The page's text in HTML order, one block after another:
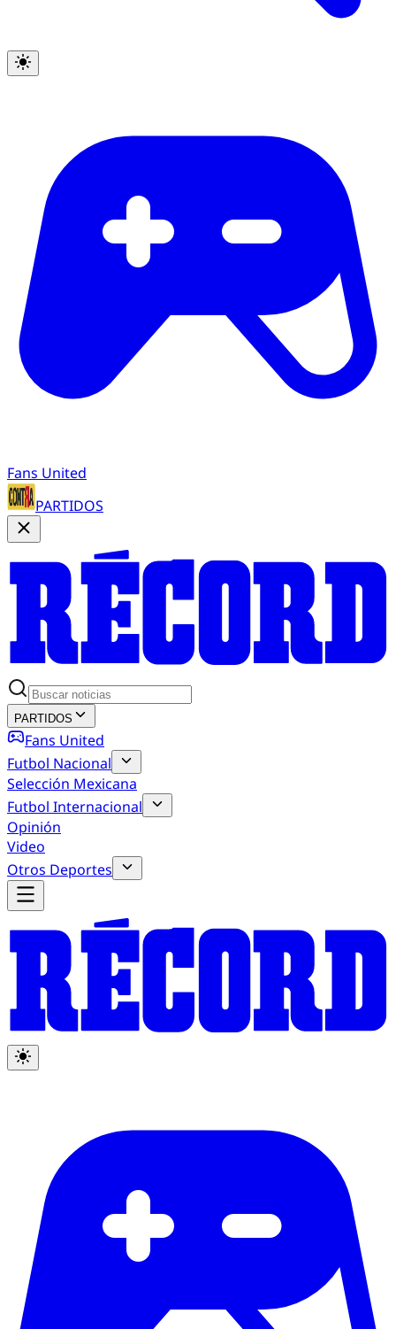
Fans United
PARTIDOS
PARTIDOS
Fans United
Futbol Nacional
Selección Mexicana
Futbol Internacional
Opinión
Video
Otros Deportes